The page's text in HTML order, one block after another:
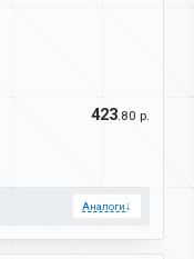
423 .80 р.
Аналоги↓